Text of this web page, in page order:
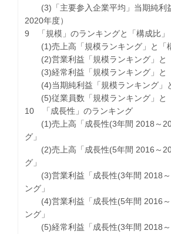
(3)「主要参入企業平均」当期純利
2020年度）
9 「規模」のランキングと「構成比」
(1)売上高「規模ランキング」と「
(2)営業利益「規模ランキング」と
(3)経常利益「規模ランキング」と
(4)当期純利益「規模ランキング」
(5)従業員数「規模ランキング」と
10 「成長性」のランキング
(1)売上高「成長性(3年間 2018～
グ」
(2)売上高「成長性(5年間 2016～
グ」
(3)営業利益「成長性(3年間 2018～
ング」
(4)営業利益「成長性(5年間 2016～
ング」
(5)経常利益「成長性(3年間 2018～